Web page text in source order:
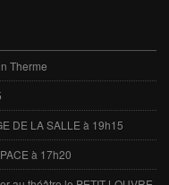
Therme
DE LA SALLE à 19h15
à 17h20